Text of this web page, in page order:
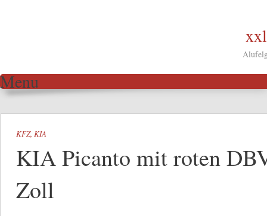
Menu
KFZ, KIA
KIA Picanto mit roten
Zoll